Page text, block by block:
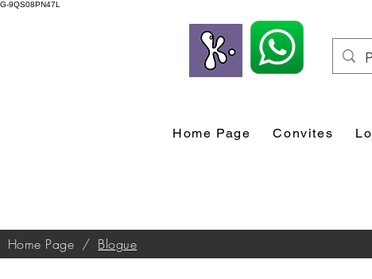
G-9QS08PN47L
Home Page Convites
Home Page / Blogue